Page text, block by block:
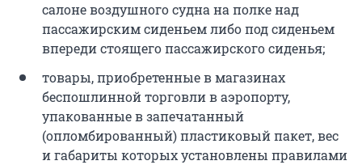
салоне воздушного судна на полке над
пассажирским сиденьем либо под сиденьем
впереди стоящего пассажирского сиденья;
товары, приобретенные в магазинах
беспошлинной торговли в аэропорту,
упакованные в запечатанный
(опломбированный) пластиковый пакет, вес
и габариты которых установлены правилами